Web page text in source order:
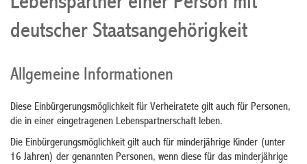
deutscher Staatsangehörigkeit
Allgemeine Informationen
Diese Einbürgerungsmöglichkeit für Verheiratete gilt auch für Personen,
die in einer eingetragenen Lebenspartnerschaft leben.
Die Einbürgerungsmöglichkeit gilt auch für minderjährige Kinder (unter
16 Jahren) der genannten Personen, wenn diese für das minderjährige